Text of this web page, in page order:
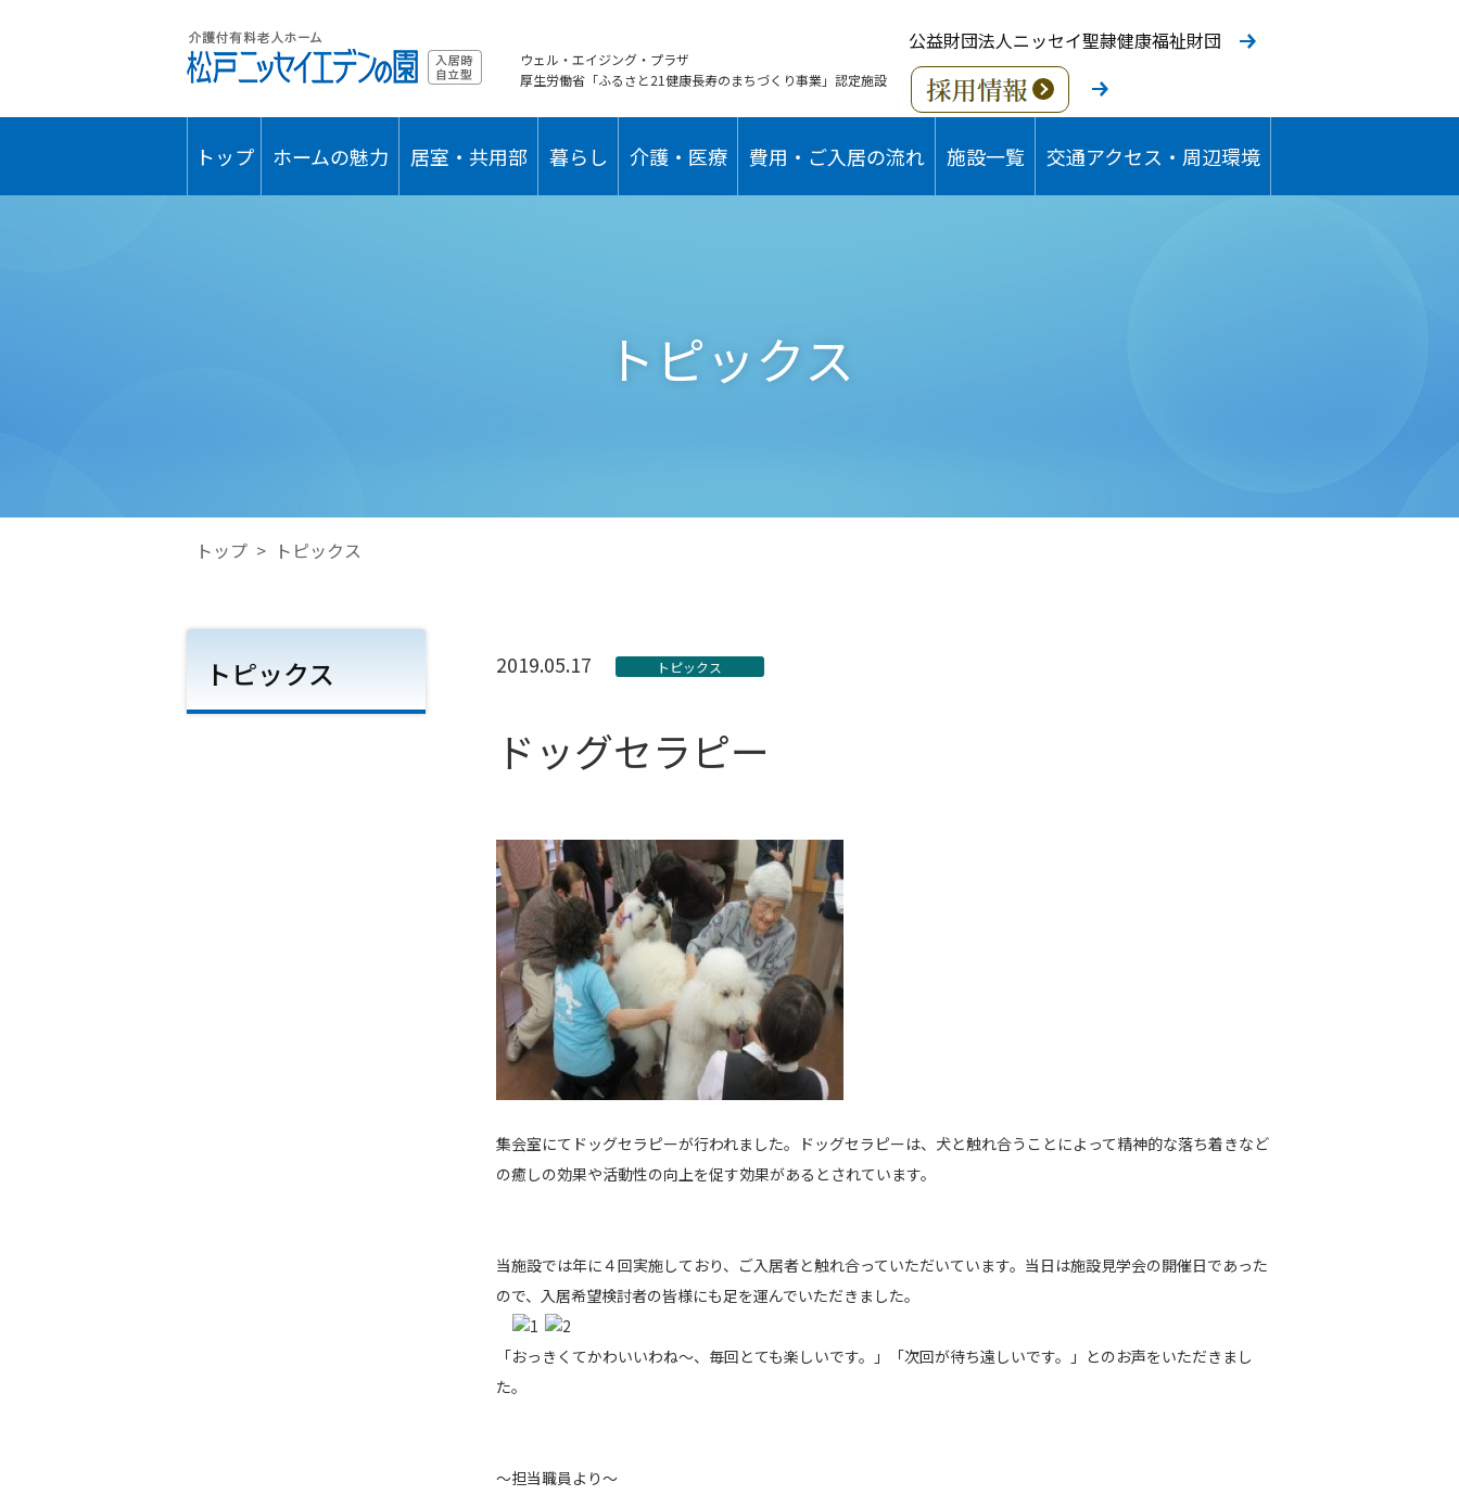
公益財団法人ニッセイ聖隷健康福祉財団
ウェル・エイジング・プラザ
厚生労働省「ふるさと21健康長寿のまちづくり事業」認定施設
トップ ホームの魅力 居室・共用部 暮らし 介護・医療 費用・ご入居の流れ 施設一覧 交通アクセス・周辺環境
トピックス
トップ > トピックス
2019.05.17 トピックス
ドッグセラピー
集会室にてドッグセラピーが行われました。ドッグセラピーは、犬と触れ合うことによって精神的な落ち着きなど
の癒しの効果や活動性の向上を促す効果があるとされています。
当施設では年に４回実施しており、ご入居者と触れ合っていただいています。当日は施設見学会の開催日であった
ので、入居希望検討者の皆様にも足を運んでいただきました。
「おっきくてかわいいわね～、毎回とても楽しいです。」「次回が待ち遠しいです。」とのお声をいただきまし
た。
～担当職員より～
トピックス